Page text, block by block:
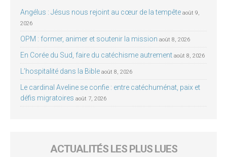
Angélus : Jésus nous rejoint au cœur de la tempête août 9,
2026
OPM : former, animer et soutenir la mission août 8, 2026
En Corée du Sud, faire du catéchisme autrement août 8, 2026
L’hospitalité dans la Bible août 8, 2026
Le cardinal Aveline se confie : entre catéchuménat, paix et
défis migratoires août 7, 2026
ACTUALITÉS LES PLUS LUES